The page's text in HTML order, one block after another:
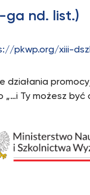
ga nd. list.)
pkwp.org/xiii-
działania
„…i Ty możesz być